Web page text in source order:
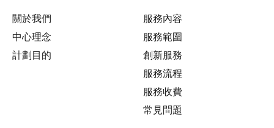
關於我們
中心理念
計劃目的
服務內容
服務範圍
創新服務
服務流程
服務收費
常見問題